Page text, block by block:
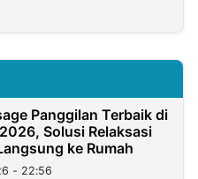
Panggilan Terbaik di
Solusi Relaksasi
ke Rumah
- 22:56